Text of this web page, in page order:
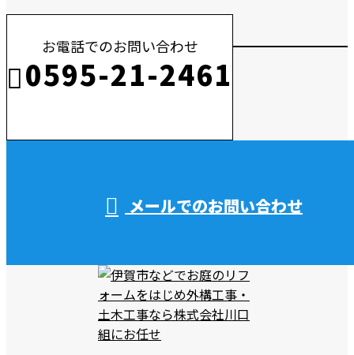
お電話でのお問い合わせ
0595-21-2461
メールでのお問い合わせ